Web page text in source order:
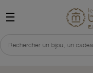
☰
Rechercher un bijou, un